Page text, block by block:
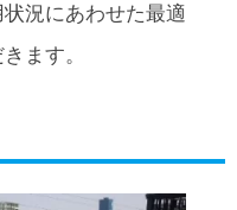
況にあわせた最適
ます。